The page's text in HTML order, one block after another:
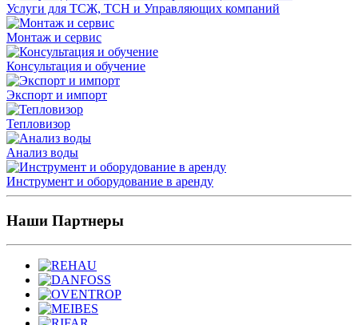
Услуги для ТСЖ, ТСН и Управляющих компаний
Монтаж и сервис
Консультация и обучение
Экспорт и импорт
Тепловизор
Анализ воды
Инструмент и оборудование в аренду
Наши Партнеры